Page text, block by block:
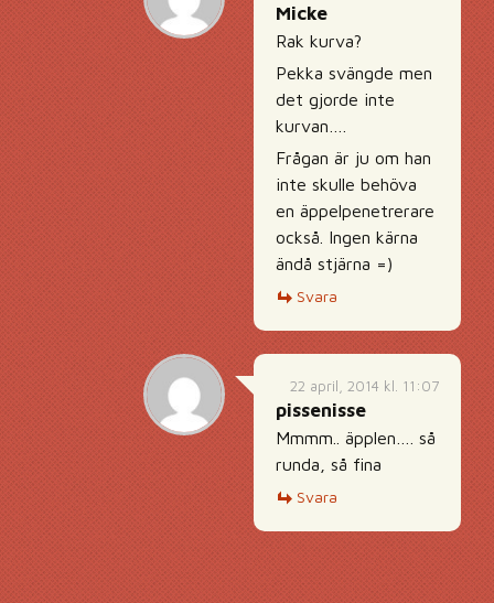
Micke
Rak kurva?
Pekka svängde men
det gjorde inte
kurvan….
Frågan är ju om han
inte skulle behöva
en äppelpenetrerare
också. Ingen kärna
ändå stjärna =)
Svara
22 april, 2014 kl. 11:07
pissenisse
Mmmm.. äpplen…. så
runda, så fina
Svara